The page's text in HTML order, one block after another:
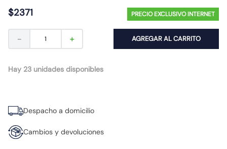
$2371 PRECIO EXCLUSIVO INTERNET
＋
－ AGREGAR AL CARRITO
Hay 23 unidades disponibles
Despacho a domicilio
Cambios y devoluciones